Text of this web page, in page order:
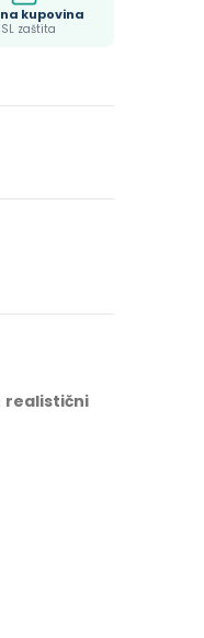
kupovina
zaštita
realistični